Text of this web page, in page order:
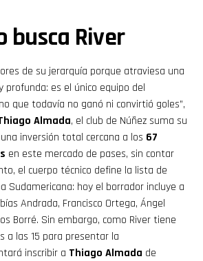
busca River
de su jerarquía porque atraviesa una
profunda: es el único equipo del
que todavía no ganó ni convirtió goles”,
Almada, el club de Núñez suma su
inversión total cercana a los 67
en este mercado de pases, sin contar
el cuerpo técnico define la lista de
Sudamericana: hoy el borrador incluye a
Andrada, Francisco Ortega, Ángel
Borré. Sin embargo, como River tiene
a las 15 para presentar la
inscribir a Thiago Almada de